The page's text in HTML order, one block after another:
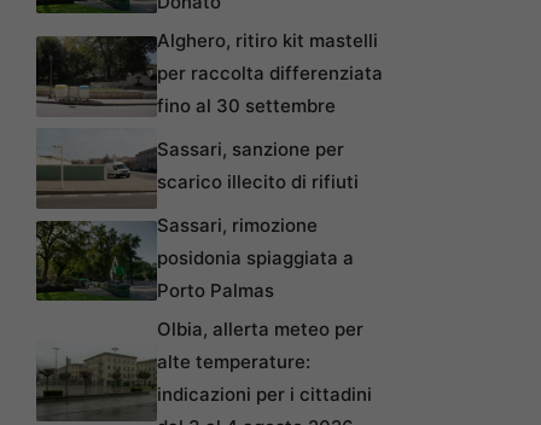
Alghero, ritiro kit mastelli
per raccolta differenziata
fino al 30 settembre
Sassari, sanzione per
scarico illecito di rifiuti
Sassari, rimozione
posidonia spiaggiata a
Porto Palmas
Olbia, allerta meteo per
alte temperature:
indicazioni per i cittadini